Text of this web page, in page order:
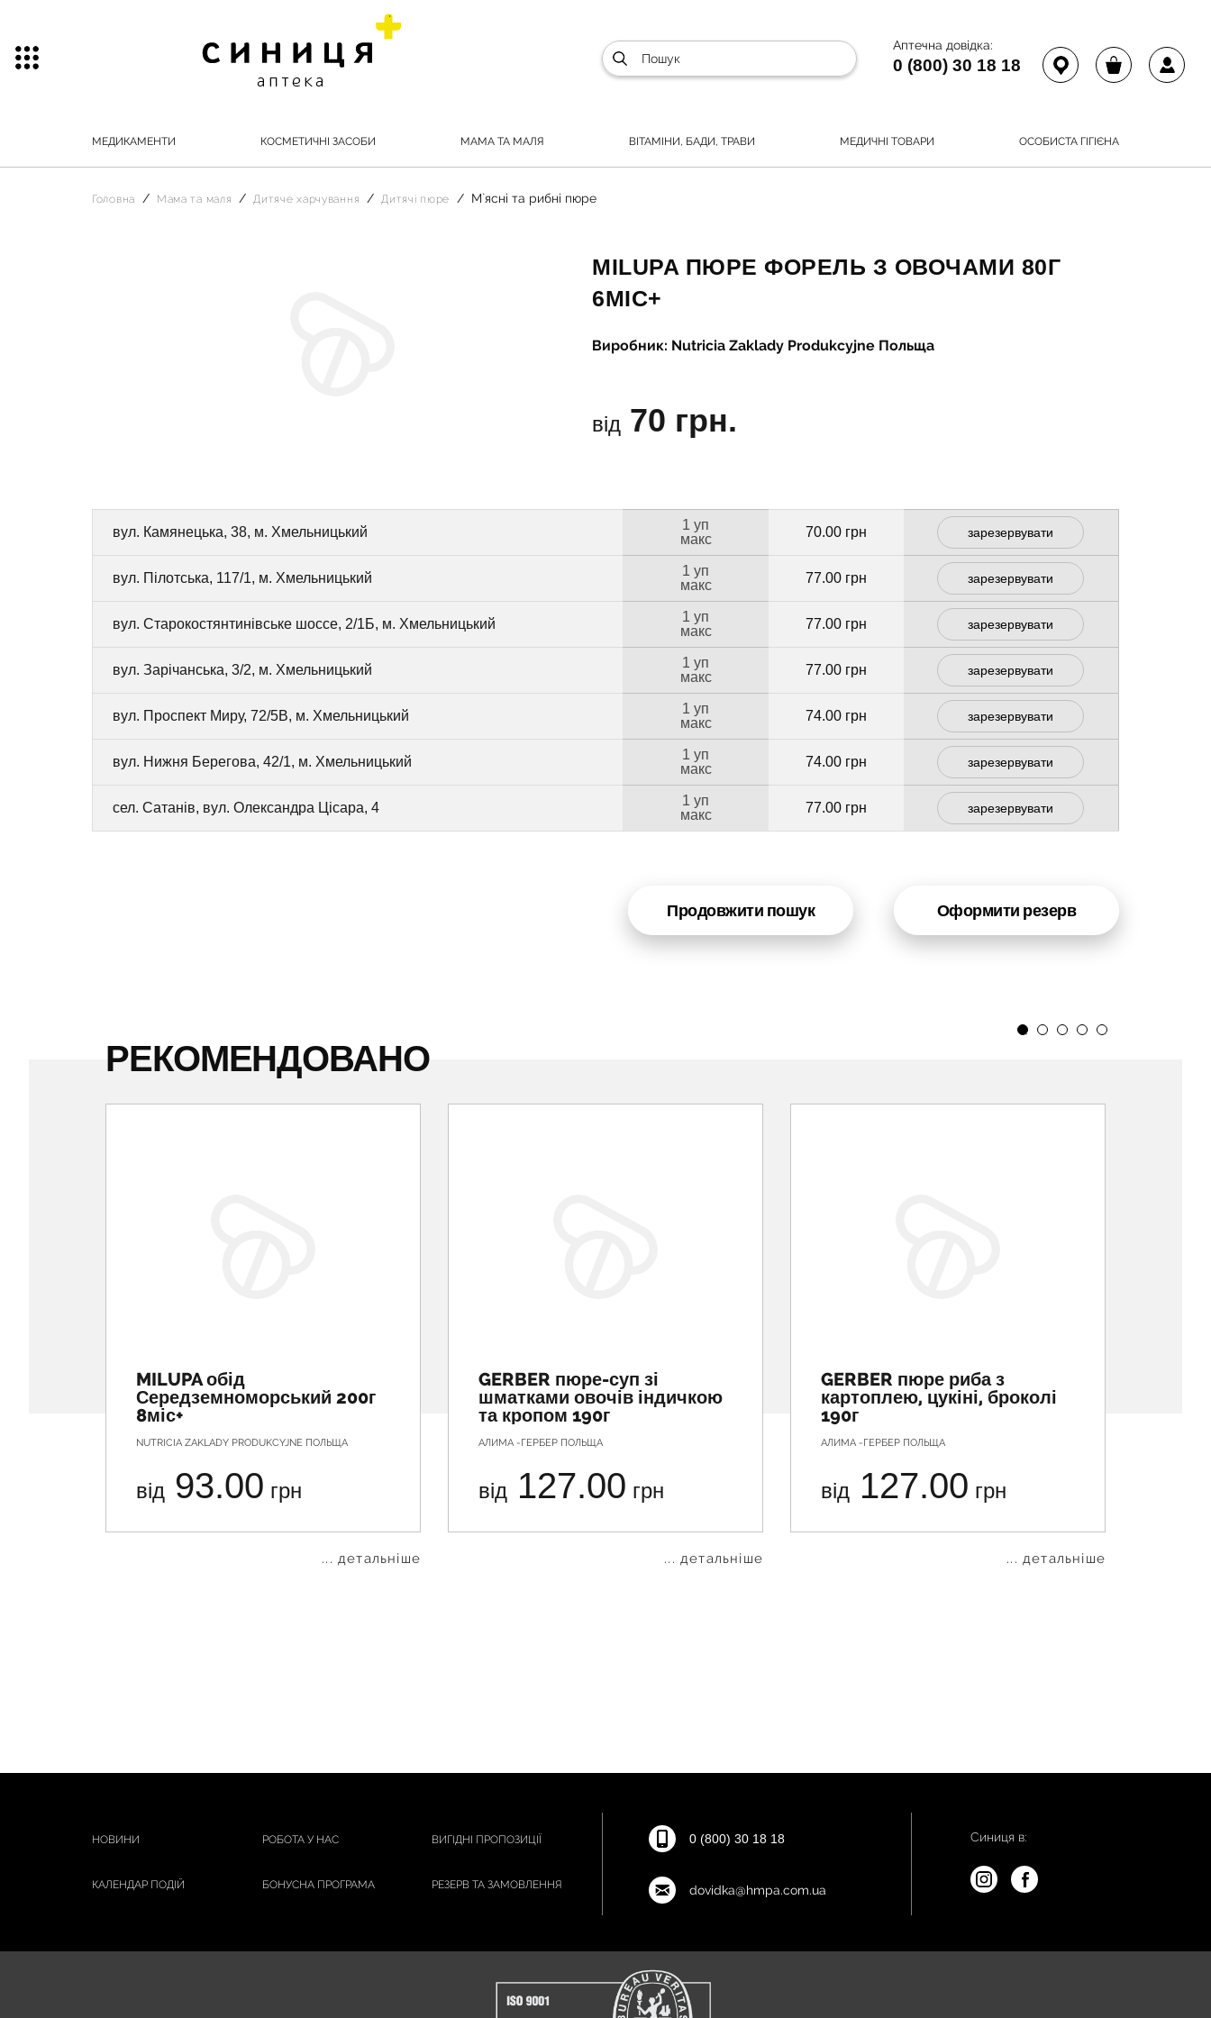
Аптечна довідка:
0 (800) 30 18 18
МЕДИКАМЕНТИ КОСМЕТИЧНІ ЗАСОБИ МАМА ТА МАЛЯ ВІТАМІНИ, БАДИ, ТРАВИ МЕДИЧНІ ТОВАРИ ОСОБИСТА ГІГІЄНА
Головна Мама та маля Дитяче харчування Дитячі пюре М`ясні та рибні пюре
MILUPA ПЮРЕ ФОРЕЛЬ З ОВОЧАМИ 80Г
6МІС+
Виробник: Nutricia Zaklady Produkcyjne Польща
від 70 грн.
вул. Камянецька, 38, м. Хмельницький
1 уп
макс
70.00 грн зарезервувати
вул. Пілотська, 117/1, м. Хмельницький
1 уп
макс
77.00 грн зарезервувати
вул. Старокостянтинівське шоссе, 2/1Б, м. Хмельницький
1 уп
макс
77.00 грн зарезервувати
вул. Зарічанська, 3/2, м. Хмельницький
1 уп
макс
77.00 грн зарезервувати
вул. Проспект Миру, 72/5В, м. Хмельницький
1 уп
макс
74.00 грн зарезервувати
вул. Нижня Берегова, 42/1, м. Хмельницький
1 уп
макс
74.00 грн зарезервувати
сел. Сатанів, вул. Олександра Цісара, 4
1 уп
макс
77.00 грн зарезервувати
Продовжити пошук Оформити резерв
РЕКОМЕНДОВАНО
MILUPA обід
Середземноморський 200г
8міс+
NUTRICIA ZAKLADY PRODUKCYJNE ПОЛЬЩА
від 93.00 грн
... детальніше
GERBER пюре-суп зі
шматками овочів індичкою
та кропом 190г
АЛИМА -ГЕРБЕР ПОЛЬЩА
від 127.00 грн
... детальніше
GERBER пюре риба з
картоплею, цукіні, броколі
190г
АЛИМА -ГЕРБЕР ПОЛЬЩА
від 127.00 грн
... детальніше
НОВИНИ РОБОТА У НАС ВИГІДНІ ПРОПОЗИЦІЇ
КАЛЕНДАР ПОДІЙ БОНУСНА ПРОГРАМА РЕЗЕРВ ТА ЗАМОВЛЕННЯ
0 (800) 30 18 18
dovidka@hmpa.com.ua
Синиця в: